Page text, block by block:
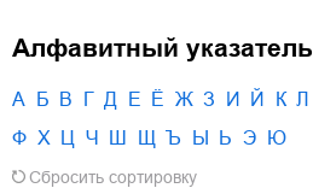
Алфавитный указатель
А Б В Г Д Е Ё Ж З И Й К Л
Ф Х Ч Ъ Ы Ь Э Ю
Сбросить сортировку